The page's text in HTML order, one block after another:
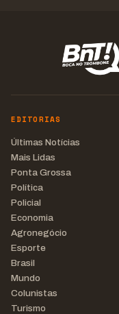
EDITORIAS
Últimas Notícias
Mais Lidas
Ponta Grossa
Política
Policial
Economia
Agronegócio
Esporte
Brasil
Mundo
Colunistas
Turismo